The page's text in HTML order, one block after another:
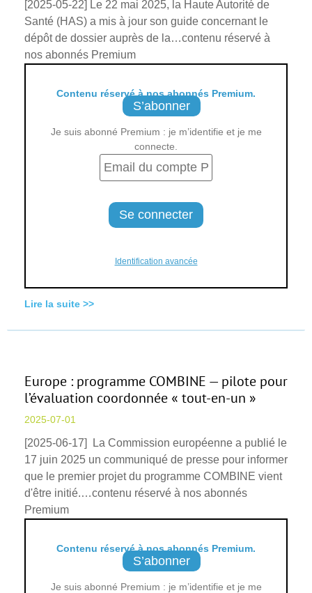
[2025-05-22] Le 22 mai 2025, la Haute Autorité de
Santé (HAS) a mis à jour son guide concernant le
dépôt de dossier auprès de la…contenu réservé à
nos abonnés Premium
Contenu réservé à nos abonnés Premium.
S’abonner
Je suis abonné Premium : je m’identifie et je me
connecte.
Identification avancée
Lire la suite >>
Europe : programme COMBINE — pilote pour
l’évaluation coordonnée « tout-en-un »
2025-07-01
[2025-06-17] La Commission européenne a publié le
17 juin 2025 un communiqué de presse pour informer
que le premier projet du programme COMBINE vient
d'être initié.…contenu réservé à nos abonnés
Premium
Contenu réservé à nos abonnés Premium.
S’abonner
Je suis abonné Premium : je m’identifie et je me